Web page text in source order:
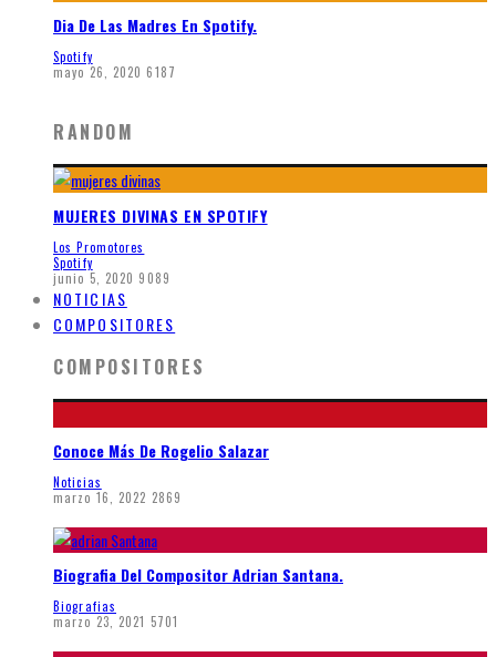
Dia De Las Madres En Spotify.
Spotify
mayo 26, 2020 6187
RANDOM
MUJERES DIVINAS EN SPOTIFY
Los Promotores
Spotify
junio 5, 2020 9089
NOTICIAS
COMPOSITORES
COMPOSITORES
Conoce Más De Rogelio Salazar
Noticias
marzo 16, 2022 2869
Biografia Del Compositor Adrian Santana.
Biografias
marzo 23, 2021 5701